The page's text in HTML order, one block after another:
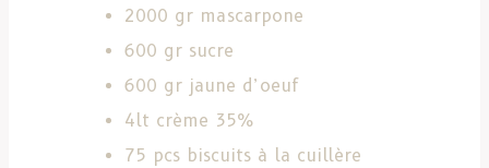
2000 gr mascarpone
600 gr sucre
600 gr jaune d’oeuf
4lt crème 35%
75 pcs biscuits à la cuillère